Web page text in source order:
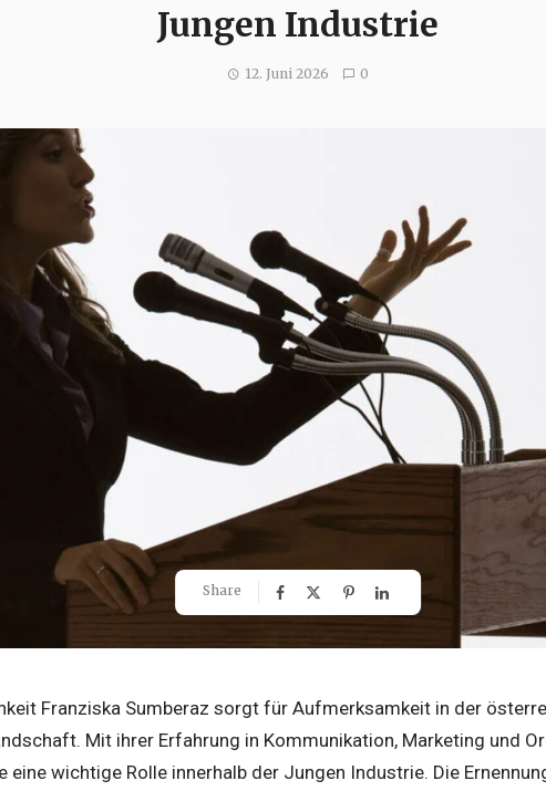
Jungen Industrie
12. Juni 2026 0
Share
Franziska Sumberaz sorgt für Aufmerksamkeit in der
Mit ihrer Erfahrung in Kommunikation, Marketing und
eine wichtige Rolle innerhalb der Jungen Industrie. Die